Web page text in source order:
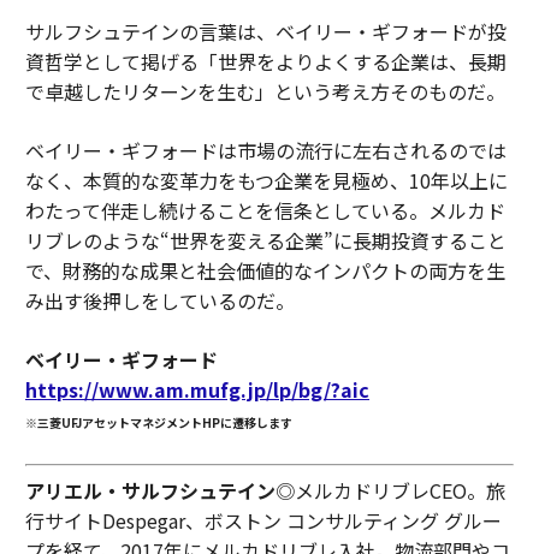
サルフシュテインの言葉は、ベイリー・ギフォードが投
資哲学として掲げる「世界をよりよくする企業は、長期
で卓越したリターンを生む」という考え方そのものだ。
ベイリー・ギフォードは市場の流行に左右されるのでは
なく、本質的な変革力をもつ企業を見極め、10年以上に
わたって伴走し続けることを信条としている。メルカド
リブレのような“世界を変える企業”に長期投資すること
で、財務的な成果と社会価値的なインパクトの両方を生
み出す後押しをしているのだ。
ベイリー・ギフォード
https://www.am.mufg.jp/lp/bg/?aic
※三菱UFJアセットマネジメントHPに遷移します
アリエル・サルフシュテイン◎メルカドリブレCEO。旅
行サイトDespegar、ボストン コンサルティング グルー